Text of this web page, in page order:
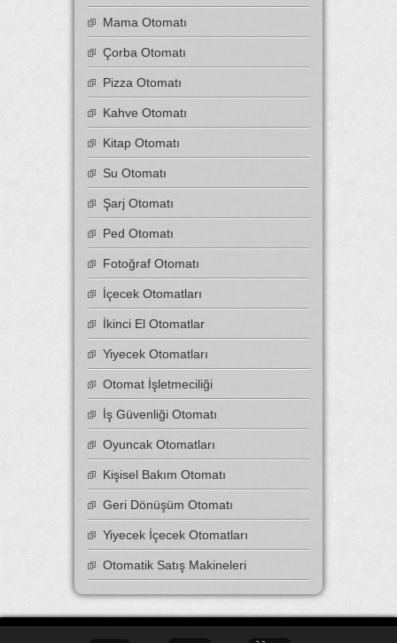
Mama Otomatı
Çorba Otomatı
Pizza Otomatı
Kahve Otomatı
Kitap Otomatı
Su Otomatı
Şarj Otomatı
Ped Otomatı
Fotoğraf Otomatı
İçecek Otomatları
İkinci El Otomatlar
Yiyecek Otomatları
Otomat İşletmeciliği
İş Güvenliği Otomatı
Oyuncak Otomatları
Kişisel Bakım Otomatı
Geri Dönüşüm Otomatı
Yiyecek İçecek Otomatları
Otomatik Satış Makineleri